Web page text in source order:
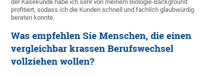
der Käsekunde habe ich sehr von meinem Biologie-Background
profitiert, sodass ich die Kunden schnell und fachlich glaubwürdig
beraten konnte.
Was empfehlen Sie Menschen, die einen
vergleichbar krassen Berufswechsel
vollziehen wollen?